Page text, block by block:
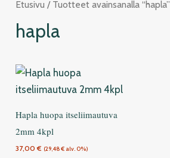
Etusivu / Tuotteet avainsanalla “hapla”
hapla
Hapla huopa itseliimautuva
2mm 4kpl
37,00€ (29,48€ alv. 0%)